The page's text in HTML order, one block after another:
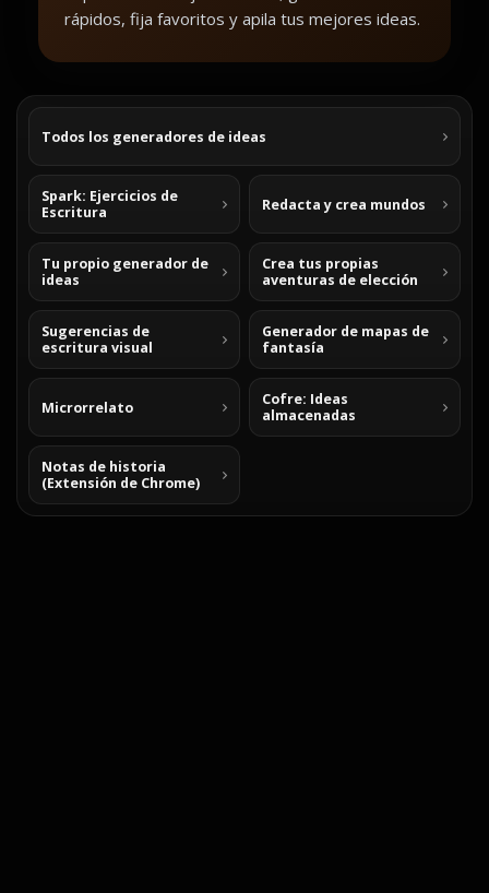
rápidos, fija favoritos y apila tus mejores ideas.
Todos los generadores de ideas
Spark: Ejercicios de
Escritura
Redacta y crea mundos
Tu propio generador de
ideas
Crea tus propias
aventuras de elección
Sugerencias de
escritura visual
Generador de mapas de
fantasía
Microrrelato
Cofre: Ideas
almacenadas
Notas de historia
(Extensión de Chrome)